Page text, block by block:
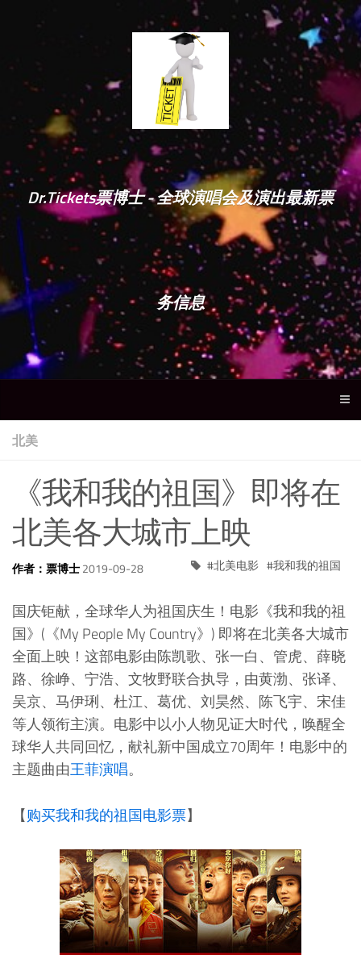
Dr.Tickets票博士 - 全球演唱会及演出最新票
务信息
北美
《我和我的祖国》即将在
北美各大城市上映
作者：票博士2019-09-28 北美电影 我和我的祖国
国庆钜献，全球华人为祖国庆生！电影《我和我的祖
国》(《My People My Country》) 即将在北美各大城市
全面上映！这部电影由陈凯歌、张一白、管虎、薛晓
路、徐峥、宁浩、文牧野联合执导，由黄渤、张译、
吴京、马伊琍、杜江、葛优、刘昊然、陈飞宇、宋佳
等人领衔主演。电影中以小人物见证大时代，唤醒全
球华人共同回忆，献礼新中国成立70周年！电影中的
主题曲由王菲演唱。
【购买我和我的祖国电影票】